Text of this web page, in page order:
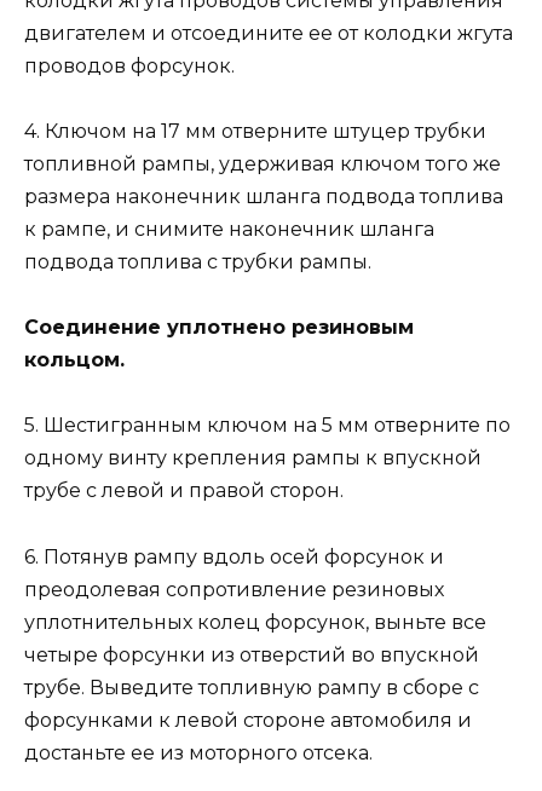
двигателем и отсоедините ее от колодки жгута
проводов форсунок.
4. Ключом на 17 мм отверните штуцер трубки
топливной рампы, удерживая ключом того же
размера наконечник шланга подвода топлива
к рампе, и снимите наконечник шланга
подвода топлива с трубки рампы.
Соединение уплотнено резиновым
кольцом.
5. Шестигранным ключом на 5 мм отверните по
одному винту крепления рампы к впускной
трубе с левой и правой сторон.
6. Потянув рампу вдоль осей форсунок и
преодолевая сопротивление резиновых
уплотнительных колец форсунок, выньте все
четыре форсунки из отверстий во впускной
трубе. Выведите топливную рампу в сборе с
форсунками к левой стороне автомобиля и
достаньте ее из моторного отсека.